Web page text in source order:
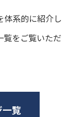
体系的に紹介し
覧をご覧いただ
覧